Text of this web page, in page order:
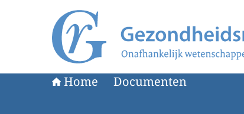
Naar de homepage van Gezondheidsraad
Home Documenten